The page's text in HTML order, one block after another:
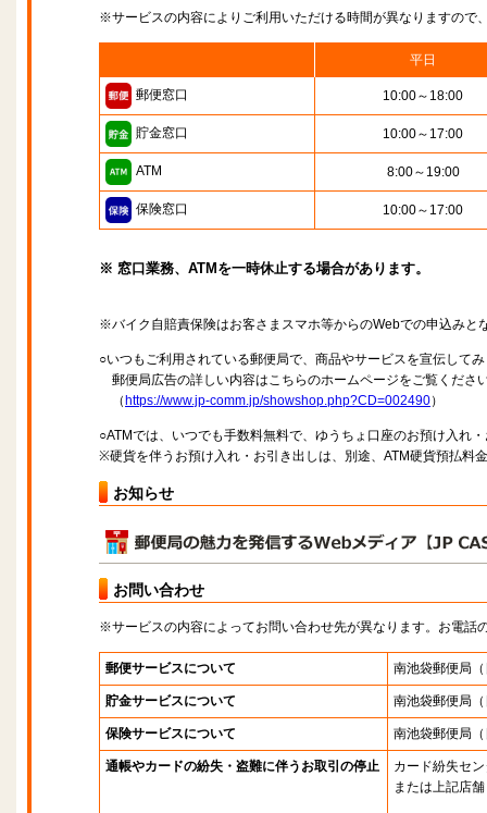
※サービスの内容によりご利用いただける時間が異なりますので
平日
郵便窓口 10:00～18:00
貯金窓口 10:00～17:00
ATM 8:00～19:00
保険窓口 10:00～17:00
※ 窓口業務、ATMを一時休止する場合があります。
※バイク自賠責保険はお客さまスマホ等からのWebでの申込みと
○いつもご利用されている郵便局で、商品やサービスを宣伝して
郵便局広告の詳しい内容はこちらのホームページをご覧くださ
（ https://www.jp-comm.jp/showshop.php?CD=002490）
○ATMでは、いつでも手数料無料で、ゆうちょ口座のお預け入れ
※硬貨を伴うお預け入れ・お引き出しは、別途、ATM硬貨預払料
お知らせ
お問い合わせ
※サービスの内容によってお問い合わせ先が異なります。お電話
郵便サービスについて 南池袋郵便局
貯金サービスについて 南池袋郵便局
保険サービスについて 南池袋郵便局
通帳やカードの紛失・盗難に伴うお取引の停止
カード紛失セ
または上記店舗